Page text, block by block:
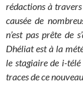
rédactions à travers
causée de
n’est pas prête de
Dhéliat est à la
le stagiaire de i-
traces de ce